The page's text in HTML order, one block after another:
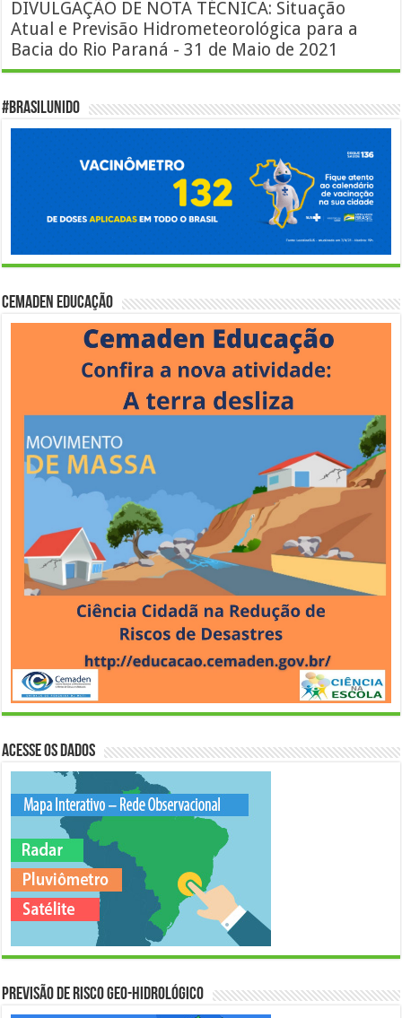
DIVULGAÇÃO DE NOTA TÉCNICA: Situação
Atual e Previsão Hidrometeorológica para a
Bacia do Rio Paraná - 31 de Maio de 2021
#BrasilUnido
Cemaden Educação
Acesse os Dados
Previsão de Risco Geo-Hidrológico